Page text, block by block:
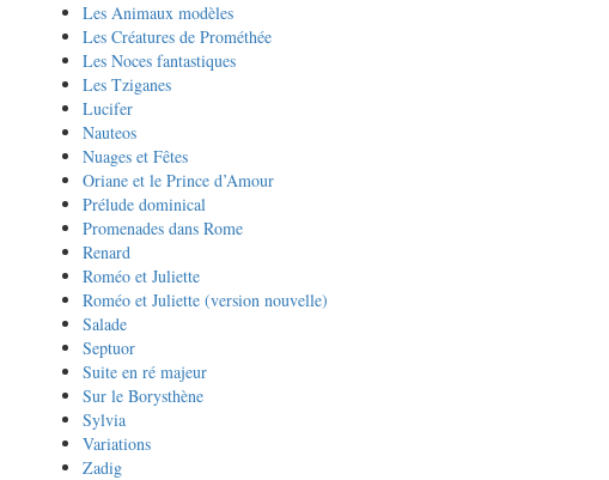
Les Animaux modèles
Les Créatures de Prométhée
Les Noces fantastiques
Les Tziganes
Lucifer
Nauteos
Nuages et Fêtes
Oriane et le Prince d’Amour
Prélude dominical
Promenades dans Rome
Renard
Roméo et Juliette
Roméo et Juliette (version nouvelle)
Salade
Septuor
Suite en ré majeur
Sur le Borysthène
Sylvia
Variations
Zadig